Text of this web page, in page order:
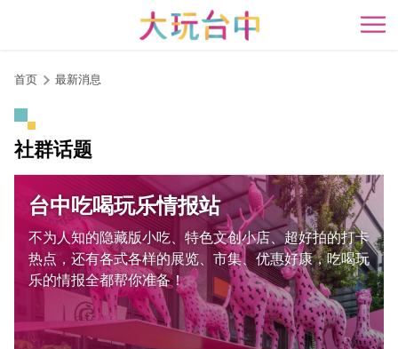
开
首页 最新消息
社群话题
台中吃喝玩乐情报站
不为人知的隐藏版小吃、特色文创小店、超好拍的打卡
热点，还有各式各样的展览、市集、优惠好康，吃喝玩
乐的情报全都帮你准备！